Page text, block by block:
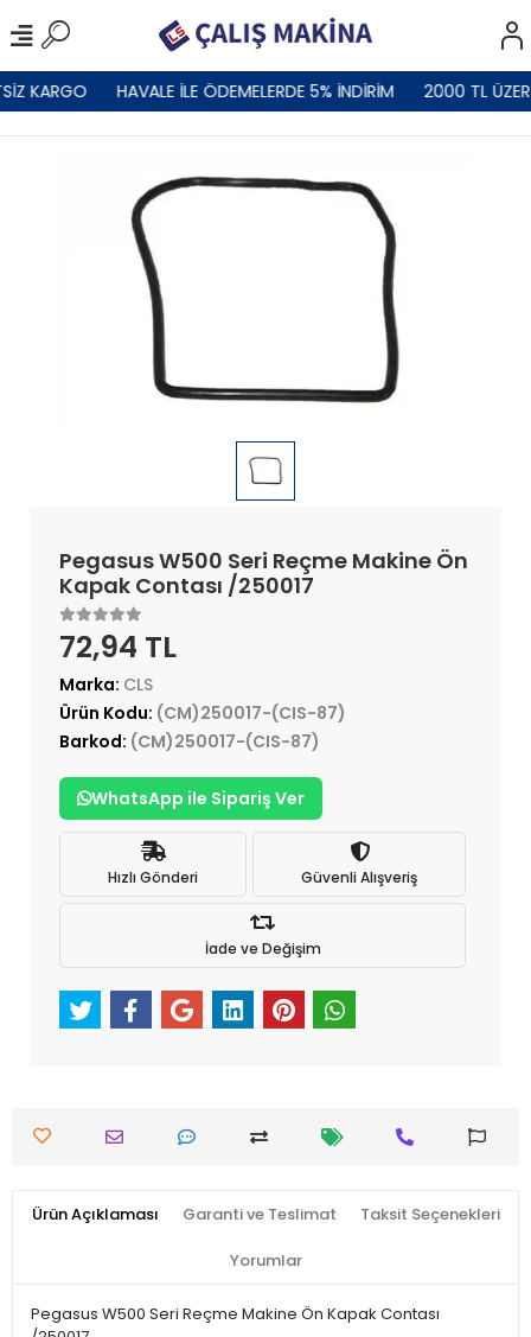
KARGO HAVALE İLE ÖDEMELERDE 5% İNDİRİM 2000 TL
Pegasus W500 Seri Reçme Makine Ön
Kapak Contası /250017
72,94 TL
Marka: CLS
Ürün Kodu: (CM)250017-(CIS-87)
Barkod: (CM)250017-(CIS-87)
WhatsApp ile Sipariş Ver
Hızlı Gönderi Güvenli Alışveriş
İade ve Değişim
Ürün Açıklaması Garanti ve Teslimat Taksit Seçenekleri
Yorumlar
Pegasus W500 Seri Reçme Makine Ön Kapak Contası